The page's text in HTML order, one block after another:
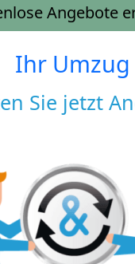
Angebote
Ihr Umzug
Sie jetzt